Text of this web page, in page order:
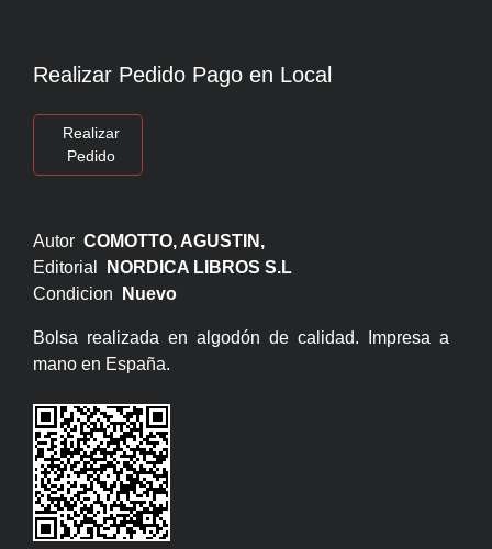
Realizar Pedido Pago en Local
Realizar
Pedido
Autor COMOTTO, AGUSTIN,
Editorial
NORDICA LIBROS S.L
Condicion
Nuevo
Bolsa realizada en algodón de calidad. Impresa a
mano en España.